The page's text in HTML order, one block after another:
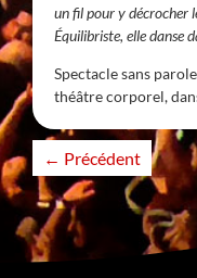
un fil pour y décrocher
Équilibriste, elle danse
Spectacle sans
théâtre corporel,
← Précédent